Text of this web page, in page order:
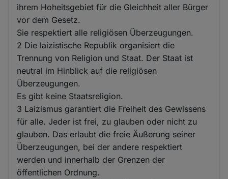
ihrem Hoheitsgebiet für die Gleichheit aller Bürger
vor dem Gesetz.
Sie respektiert alle religiösen Überzeugungen.
2 Die laizistische Republik organisiert die
Trennung von Religion und Staat. Der Staat ist
neutral im Hinblick auf die religiösen
Überzeugungen.
Es gibt keine Staatsreligion.
3 Laizismus garantiert die Freiheit des Gewissens
für alle. Jeder ist frei, zu glauben oder nicht zu
glauben. Das erlaubt die freie Äußerung seiner
Überzeugungen, bei der andere respektiert
werden und innerhalb der Grenzen der
öffentlichen Ordnung.